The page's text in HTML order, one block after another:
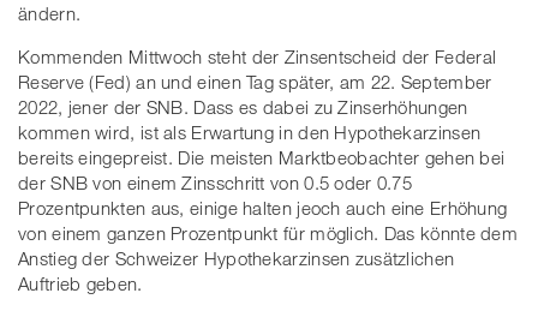
ändern.
Kommenden Mittwoch steht der Zinsentscheid der Federal
Reserve (Fed) an und einen Tag später, am 22. September
2022, jener der SNB. Dass es dabei zu Zinserhöhungen
kommen wird, ist als Erwartung in den Hypothekarzinsen
bereits eingepreist. Die meisten Marktbeobachter gehen bei
der SNB von einem Zinsschritt von 0.5 oder 0.75
Prozentpunkten aus, einige halten jeoch auch eine Erhöhung
von einem ganzen Prozentpunkt für möglich. Das könnte dem
Anstieg der Schweizer Hypothekarzinsen zusätzlichen
Auftrieb geben.